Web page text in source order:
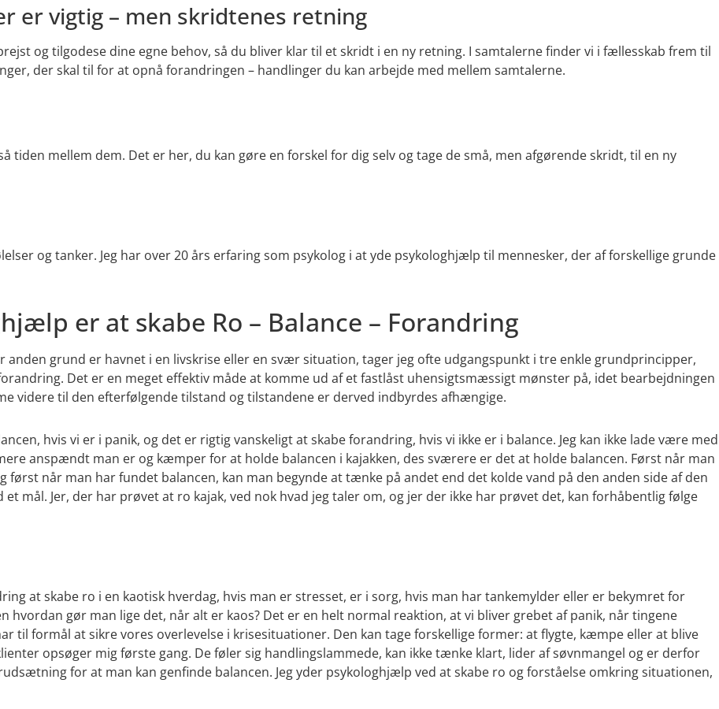
er vigtig – men skridtenes retning
og tilgodese dine egne behov, så du bliver klar til et skridt i en ny retning. I samtalerne finder vi i fællesskab frem til
der skal til for at opnå forandringen – handlinger du kan arbejde med mellem samtalerne.
tiden mellem dem. Det er her, du kan gøre en forskel for dig selv og tage de små, men afgørende skridt, til en ny
og tanker. Jeg har over 20 års erfaring som psykolog i at yde psykologhjælp til mennesker, der af forskellige grunde
er at skabe Ro – Balance – Forandring
grund er havnet i en livskrise eller en svær situation, tager jeg ofte udgangspunkt i tre enkle grundprincipper,
Det er en meget effektiv måde at komme ud af et fastlåst uhensigtsmæssigt mønster på, idet bearbejdningen
videre til den efterfølgende tilstand og tilstandene er derved indbyrdes afhængige.
hvis vi er i panik, og det er rigtig vanskeligt at skabe forandring, hvis vi ikke er i balance. Jeg kan ikke lade være med
anspændt man er og kæmper for at holde balancen i kajakken, des sværere er det at holde balancen. Først når man
først når man har fundet balancen, kan man begynde at tænke på andet end det kolde vand på den anden side af den
mål. Jer, der har prøvet at ro kajak, ved nok hvad jeg taler om, og jer der ikke har prøvet det, kan forhåbentlig følge
at skabe ro i en kaotisk hverdag, hvis man er stresset, er i sorg, hvis man har tankemylder eller er bekymret for
hvordan gør man lige det, når alt er kaos? Det er en helt normal reaktion, at vi bliver grebet af panik, når tingene
til formål at sikre vores overlevelse i krisesituationer. Den kan tage forskellige former: at flygte, kæmpe eller at blive
opsøger mig første gang. De føler sig handlingslammede, kan ikke tænke klart, lider af søvnmangel og er derfor
for at man kan genfinde balancen. Jeg yder psykologhjælp ved at skabe ro og forståelse omkring situationen,